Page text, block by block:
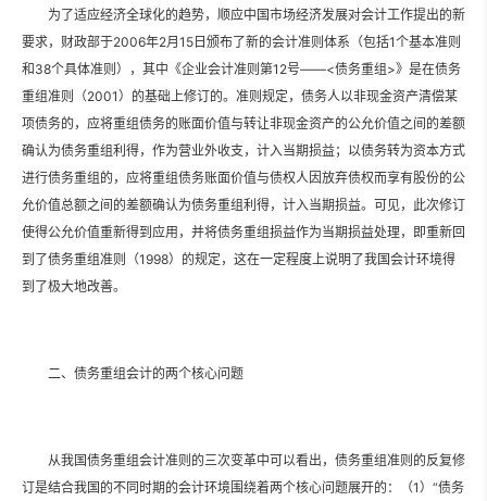
为了适应经济全球化的趋势，顺应中国市场经济发展对会计工作提出的新
要求，财政部于2006年2月15日颁布了新的会计准则体系（包括1个基本准则
和38个具体准则），其中《企业会计准则第12号——<债务重组>》是在债务
重组准则（2001）的基础上修订的。准则规定，债务人以非现金资产清偿某
项债务的，应将重组债务的账面价值与转让非现金资产的公允价值之间的差额
确认为债务重组利得，作为营业外收支，计入当期损益；以债务转为资本方式
进行债务重组的，应将重组债务账面价值与债权人因放弃债权而享有股份的公
允价值总额之间的差额确认为债务重组利得，计入当期损益。可见，此次修订
使得公允价值重新得到应用，并将债务重组损益作为当期损益处理，即重新回
到了债务重组准则（1998）的规定，这在一定程度上说明了我国会计环境得
到了极大地改善。
二、债务重组会计的两个核心问题
从我国债务重组会计准则的三次变革中可以看出，债务重组准则的反复修
订是结合我国的不同时期的会计环境围绕着两个核心问题展开的：（1）“债务